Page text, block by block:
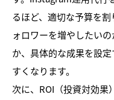
るほど、適切な予算を
ォロワーを増やしたい
か、具体的な成果を設
すくなります。
次に、ROI（投資対効果